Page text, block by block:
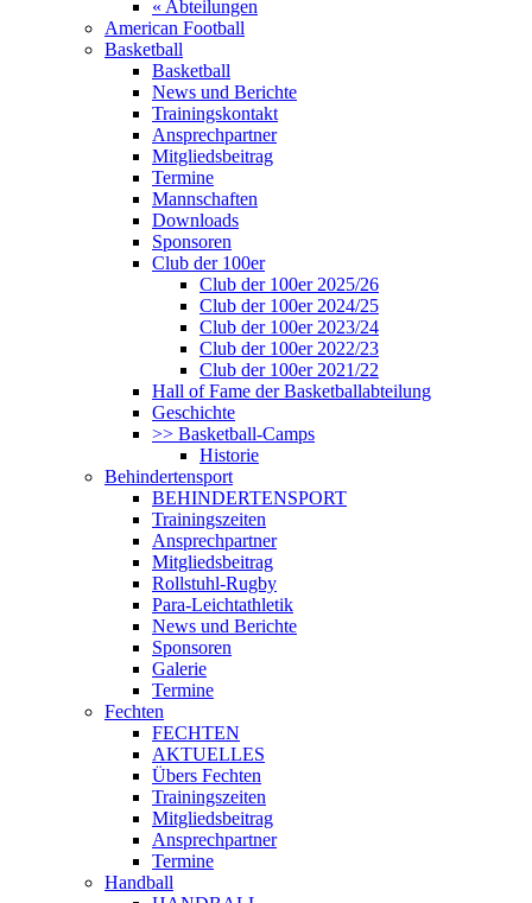
« Abteilungen
American Football
Basketball
Basketball
News und Berichte
Trainingskontakt
Ansprechpartner
Mitgliedsbeitrag
Termine
Mannschaften
Downloads
Sponsoren
Club der 100er
Club der 100er 2025/26
Club der 100er 2024/25
Club der 100er 2023/24
Club der 100er 2022/23
Club der 100er 2021/22
Hall of Fame der Basketballabteilung
Geschichte
>> Basketball-Camps
Historie
Behindertensport
BEHINDERTENSPORT
Trainingszeiten
Ansprechpartner
Mitgliedsbeitrag
Rollstuhl-Rugby
Para-Leichtathletik
News und Berichte
Sponsoren
Galerie
Termine
Fechten
FECHTEN
AKTUELLES
Übers Fechten
Trainingszeiten
Mitgliedsbeitrag
Ansprechpartner
Termine
Handball